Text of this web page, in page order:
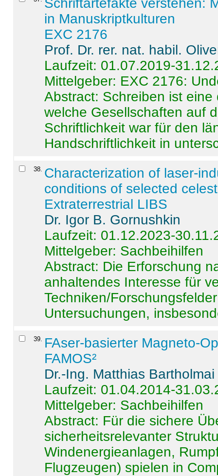
Schriftartefakte verstehen:
in Manuskriptkulturen
EXC 2176
Prof. Dr. rer. nat. habil.
Laufzeit: 01.07.2019-
Mittelgeber: EXC 2176:
Abstract: Schreiben ist
welche Gesellschaften auf
Schriftlichkeit war für den
Handschriftlichkeit in
38. Characterization of laser-
conditions of selected
Extraterrestrial LIBS
Dr. Igor B. Gornushkin
Laufzeit: 01.12.2023-
Mittelgeber: Sachbeihilfen
Abstract: Die Erforschung
anhaltendes Interesse für
Techniken/
Untersuchungen,
39. FAser-basierter Magneto-
FAMOS²
Dr.-Ing. Matthias Bartholmai
Laufzeit: 01.04.2014-
Mittelgeber: Sachbeihilfen
Abstract: Für die sichere
sicherheitsrelevanter
Windenergieanlagen,
Flugzeugen) spielen in